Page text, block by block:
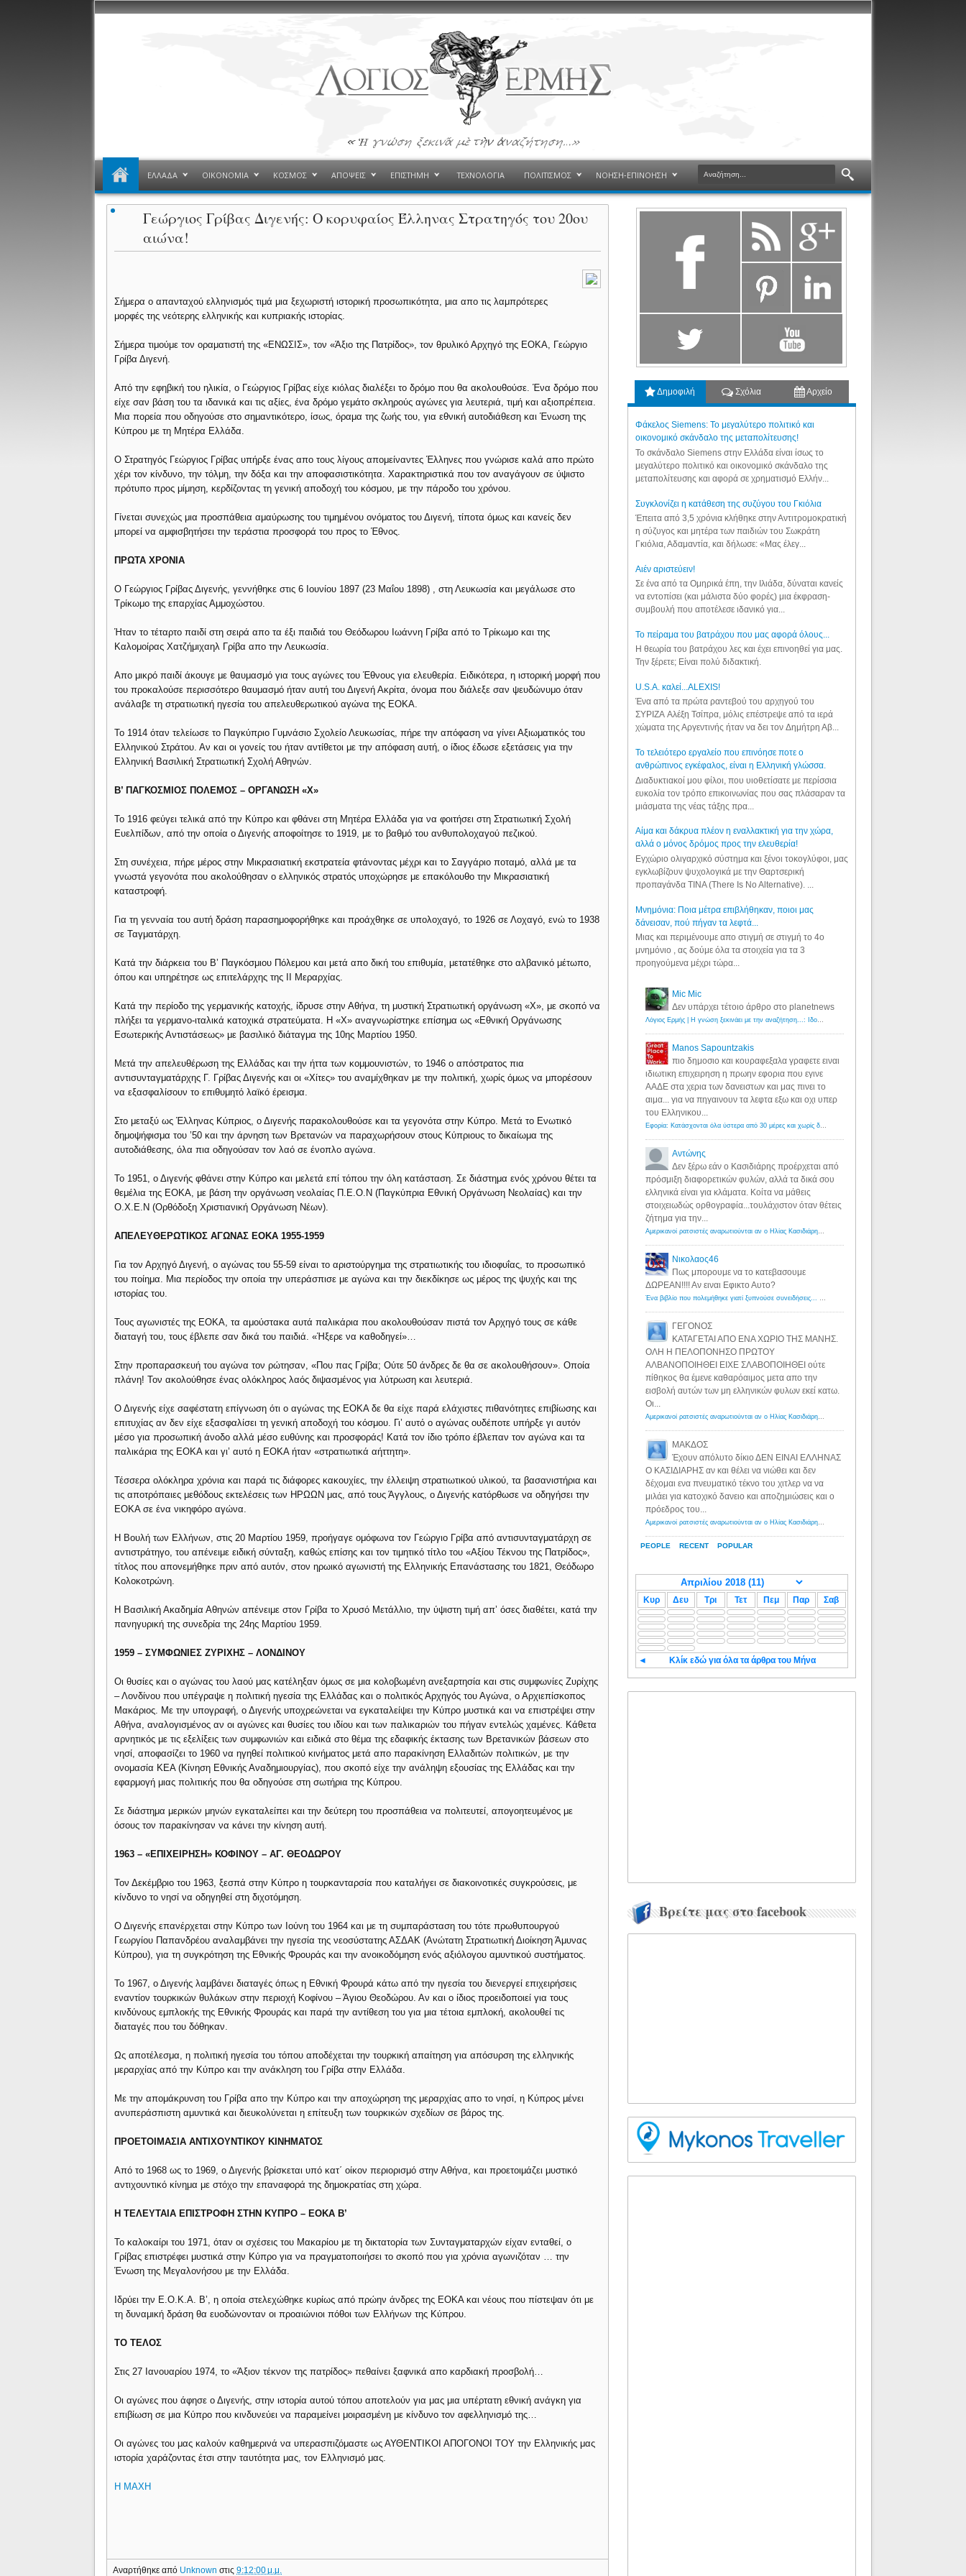
ΕΛΛΑΔΑ ΟΙΚΟΝΟΜΙΑ ΚΟΣΜΟΣ ΑΠΟΨΕΙΣ ΕΠΙΣΤΗΜΗ ΤΕΧΝΟΛΟΓΙΑ ΠΟΛΙΤΙΣΜΟΣ ΝΟΗΣΗ-ΕΠΙΝΟΗΣΗ
Γεώργιος Γρίβας Διγενής: Ο κορυφαίος Έλληνας Στρατηγός του 20ου
αιώνα!
Σήμερα ο απανταχού ελληνισμός τιμά μια ξεχωριστή ιστορική προσωπικότητα, μια απο τις λαμπρότερες
μορφές της νεότερης ελληνικής και κυπριακής ιστορίας.
Σήμερα τιμούμε τον οραματιστή της «ΕΝΩΣΙΣ», τον «Άξιο της Πατρίδος», τον θρυλικό Αρχηγό της ΕΟΚΑ, Γεώργιο
Γρίβα Διγενή.
Από την εφηβική του ηλικία, ο Γεώργιος Γρίβας είχε κιόλας διαλέξει το δρόμο που θα ακολουθούσε. Ένα δρόμο που
είχε σαν βάση του τα ιδανικά και τις αξίες, ένα δρόμο γεμάτο σκληρούς αγώνες για λευτεριά, τιμή και αξιοπρέπεια.
Μια πορεία που οδηγούσε στο σημαντικότερο, ίσως, όραμα της ζωής του, για εθνική αυτοδιάθεση και Ένωση της
Κύπρου με τη Μητέρα Ελλάδα.
Ο Στρατηγός Γεώργιος Γρίβας υπήρξε ένας απο τους λίγους απομείναντες Έλληνες που γνώρισε καλά απο πρώτο
χέρι τον κίνδυνο, την τόλμη, την δόξα και την αποφασιστικότητα. Χαρακτηριστικά που τον αναγάγουν σε ύψιστο
πρότυπο προς μίμηση, κερδίζοντας τη γενική αποδοχή του κόσμου, με την πάροδο του χρόνου.
Γίνεται συνεχώς μια προσπάθεια αμαύρωσης του τιμημένου ονόματος του Διγενή, τίποτα όμως και κανείς δεν
μπορεί να αμφισβητήσει την τεράστια προσφορά του προς το Έθνος.
ΠΡΩΤΑ ΧΡΟΝΙΑ
Ο Γεώργιος Γρίβας Διγενής, γεννήθηκε στις 6 Ιουνίου 1897 (23 Μαΐου 1898) , στη Λευκωσία και μεγάλωσε στο
Τρίκωμο της επαρχίας Αμμοχώστου.
Ήταν το τέταρτο παιδί στη σειρά απο τα έξι παιδιά του Θεόδωρου Ιωάννη Γρίβα από το Τρίκωμο και της
Καλομοίρας Χατζήμιχαηλ Γρίβα απο την Λευκωσία.
Απο μικρό παιδί άκουγε με θαυμασμό για τους αγώνες του Έθνους για ελευθερία. Ειδικότερα, η ιστορική μορφή που
του προκαλούσε περισσότερο θαυμασμό ήταν αυτή του Διγενή Ακρίτα, όνομα που διάλεξε σαν ψευδώνυμο όταν
ανάλαβε τη στρατιωτική ηγεσία του απελευθερωτικού αγώνα της ΕΟΚΑ.
Το 1914 όταν τελείωσε το Παγκύπριο Γυμνάσιο Σχολείο Λευκωσίας, πήρε την απόφαση να γίνει Αξιωματικός του
Ελληνικού Στράτου. Αν και οι γονείς του ήταν αντίθετοι με την απόφαση αυτή, ο ίδιος έδωσε εξετάσεις για την
Ελληνική Βασιλική Στρατιωτική Σχολή Αθηνών.
Β’ ΠΑΓΚΟΣΜΙΟΣ ΠΟΛΕΜΟΣ – ΟΡΓΑΝΩΣΗ «Χ»
Το 1916 φεύγει τελικά από την Κύπρο και φθάνει στη Μητέρα Ελλάδα για να φοιτήσει στη Στρατιωτική Σχολή
Ευελπίδων, από την οποία ο Διγενής αποφοίτησε το 1919, με το βαθμό του ανθυπολοχαγού πεζικού.
Στη συνέχεια, πήρε μέρος στην Μικρασιατική εκστρατεία φτάνοντας μέχρι και το Σαγγάριο ποταμό, αλλά με τα
γνωστά γεγονότα που ακολούθησαν ο ελληνικός στρατός υποχώρησε με επακόλουθο την Μικρασιατική
καταστροφή.
Για τη γενναία του αυτή δράση παρασημοφορήθηκε και προάχθηκε σε υπολοχαγό, το 1926 σε Λοχαγό, ενώ το 1938
σε Ταγματάρχη.
Κατά την διάρκεια του Β’ Παγκόσμιου Πόλεμου και μετά απο δική του επιθυμία, μετατέθηκε στο αλβανικό μέτωπο,
όπου και υπηρέτησε ως επιτελάρχης της ΙΙ Μεραρχίας.
Κατά την περίοδο της γερμανικής κατοχής, ίδρυσε στην Αθήνα, τη μυστική Στρατιωτική οργάνωση «Χ», με σκοπό να
πλήξει τα γερμανο-ιταλικά κατοχικά στρατεύματα. Η «Χ» αναγνωρίστηκε επίσημα ως «Εθνική Οργάνωσης
Εσωτερικής Αντιστάσεως» με βασιλικό διάταγμα της 10ης Μαρτίου 1950.
Μετά την απελευθέρωση της Ελλάδας και την ήττα των κομμουνιστών, το 1946 ο απόστρατος πια
αντισυνταγματάρχης Γ. Γρίβας Διγενής και οι «Χίτες» του αναμίχθηκαν με την πολιτική, χωρίς όμως να μπορέσουν
να εξασφαλίσουν το επιθυμητό λαϊκό έρεισμα.
Στο μεταξύ ως Έλληνας Κύπριος, ο Διγενής παρακολουθούσε και τα γεγονότα στην Κύπρο. Μετά το Ενωτικό
δημοψήφισμα του ’50 και την άρνηση των Βρετανών να παραχωρήσουν στους Κύπριους το δικαίωμα της
αυτοδιάθεσης, όλα πια οδηγούσαν τον λαό σε ένοπλο αγώνα.
Το 1951, ο Διγενής φθάνει στην Κύπρο και μελετά επί τόπου την όλη κατάσταση. Σε διάστημα ενός χρόνου θέτει τα
θεμέλια της ΕΟΚΑ, με βάση την οργάνωση νεολαίας Π.Ε.Ο.Ν (Παγκύπρια Εθνική Οργάνωση Νεολαίας) και την
Ο.Χ.Ε.Ν (Ορθόδοξη Χριστιανική Οργάνωση Νέων).
ΑΠΕΛΕΥΘΕΡΩΤΙΚΟΣ ΑΓΩΝΑΣ ΕΟΚΑ 1955-1959
Για τον Αρχηγό Διγενή, ο αγώνας του 55-59 είναι το αριστούργημα της στρατιωτικής του ιδιοφυΐας, το προσωπικό
του ποίημα. Μια περίοδος την οποία την υπεράσπισε με αγώνα και την διεκδίκησε ως μέρος της ψυχής και της
ιστορίας του.
Τους αγωνιστές της ΕΟΚΑ, τα αμούστακα αυτά παλικάρια που ακολουθούσαν πιστά τον Αρχηγό τους σε κάθε
διαταγή του, τους έβλεπε σαν δικά του παιδιά. «Ήξερε να καθοδηγεί»…
Στην προπαρασκευή του αγώνα τον ρώτησαν, «Που πας Γρίβα; Ούτε 50 άνδρες δε θα σε ακολουθήσουν». Οποία
πλάνη! Τον ακολούθησε ένας ολόκληρος λαός διψασμένος για λύτρωση και λευτεριά.
Ο Διγενής είχε σαφέστατη επίγνωση ότι ο αγώνας της ΕΟΚΑ δε θα είχε παρά ελάχιστες πιθανότητες επιβίωσης και
επιτυχίας αν δεν είχε εξασφαλίσει τη γενική αποδοχή του κόσμου. Γι’ αυτό ο αγώνας ουδέποτε υπήρξε γι αυτόν
μέσο για προσωπική άνοδο αλλά μέσο ευθύνης και προσφοράς! Κατά τον ίδιο τρόπο έβλεπαν τον αγώνα και τα
παλικάρια της ΕΟΚΑ και γι’ αυτό η ΕΟΚΑ ήταν «στρατιωτικά αήττητη».
Τέσσερα ολόκληρα χρόνια και παρά τις διάφορες κακουχίες, την έλλειψη στρατιωτικού υλικού, τα βασανιστήρια και
τις αποτρόπαιες μεθόδους εκτελέσεις των ΗΡΩΩΝ μας, από τους Άγγλους, ο Διγενής κατόρθωσε να οδηγήσει την
ΕΟΚΑ σε ένα νικηφόρο αγώνα.
Η Βουλή των Ελλήνων, στις 20 Μαρτίου 1959, προήγαγε ομόφωνα τον Γεώργιο Γρίβα από αντισυνταγματάρχη σε
αντιστράτηγο, του απένειμε ειδική σύνταξη, καθώς επίσης και τον τιμητικό τίτλο του «Αξίου Τέκνου της Πατρίδος»,
τίτλος που απονεμήθηκε πριν από αυτόν, στον ηρωικό αγωνιστή της Ελληνικής Επανάστασης του 1821, Θεόδωρο
Κολοκοτρώνη.
Η Βασιλική Ακαδημία Αθηνών απένειμε στον Γρίβα το Χρυσό Μετάλλιο, την ύψιστη τιμή απ’ όσες διαθέτει, κατά την
πανηγυρική της συνεδρία της 24ης Μαρτίου 1959.
1959 – ΣΥΜΦΩΝΙΕΣ ΖΥΡΙΧΗΣ – ΛΟΝΔΙΝΟΥ
Οι θυσίες και ο αγώνας του λαού μας κατέληξαν όμως σε μια κολοβωμένη ανεξαρτησία και στις συμφωνίες Ζυρίχης
– Λονδίνου που υπέγραψε η πολιτική ηγεσία της Ελλάδας και ο πολιτικός Αρχηγός του Αγώνα, ο Αρχιεπίσκοπος
Μακάριος. Με την υπογραφή, ο Διγενής υποχρεώνεται να εγκαταλείψει την Κύπρο μυστικά και να επιστρέψει στην
Αθήνα, αναλογισμένος αν οι αγώνες και θυσίες του ιδίου και των παλικαριών του πήγαν εντελώς χαμένες. Κάθετα
αρνητικός με τις εξελίξεις των συμφωνιών και ειδικά στο θέμα της εδαφικής έκτασης των Βρετανικών βάσεων στο
νησί, αποφασίζει το 1960 να ηγηθεί πολιτικού κινήματος μετά απο παρακίνηση Ελλαδιτών πολιτικών, με την
ονομασία ΚΕΑ (Κίνηση Εθνικής Αναδημιουργίας), που σκοπό είχε την ανάληψη εξουσίας της Ελλάδας και την
εφαρμογή μιας πολιτικής που θα οδηγούσε στη σωτήρια της Κύπρου.
Σε διάστημα μερικών μηνών εγκαταλείπει και την δεύτερη του προσπάθεια να πολιτευτεί, απογοητευμένος με
όσους τον παρακίνησαν να κάνει την κίνηση αυτή.
1963 – «ΕΠΙΧΕΙΡΗΣΗ» ΚΟΦΙΝΟΥ – ΑΓ. ΘΕΟΔΩΡΟΥ
Τον Δεκέμβριο του 1963, ξεσπά στην Κύπρο η τουρκανταρσία που καταλήγει σε διακοινοτικές συγκρούσεις, με
κίνδυνο το νησί να οδηγηθεί στη διχοτόμηση.
Ο Διγενής επανέρχεται στην Κύπρο των Ιούνη του 1964 και με τη συμπαράσταση του τότε πρωθυπουργού
Γεωργίου Παπανδρέου αναλαμβάνει την ηγεσία της νεοσύστατης ΑΣΔΑΚ (Ανώτατη Στρατιωτική Διοίκηση Άμυνας
Κύπρου), για τη συγκρότηση της Εθνικής Φρουράς και την ανοικοδόμηση ενός αξιόλογου αμυντικού συστήματος.
Το 1967, ο Διγενής λαμβάνει διαταγές όπως η Εθνική Φρουρά κάτω από την ηγεσία του διενεργεί επιχειρήσεις
εναντίον τουρκικών θυλάκων στην περιοχή Κοφίνου – Άγιου Θεοδώρου. Αν και ο ίδιος προειδοποιεί για τους
κινδύνους εμπλοκής της Εθνικής Φρουράς και παρά την αντίθεση του για μια τέτοια εμπλοκή, ακολουθεί τις
διαταγές που του δόθηκαν.
Ως αποτέλεσμα, η πολιτική ηγεσία του τόπου αποδέχεται την τουρκική απαίτηση για απόσυρση της ελληνικής
μεραρχίας από την Κύπρο και την ανάκληση του Γρίβα στην Ελλάδα.
Με την απομάκρυνση του Γρίβα απο την Κύπρο και την αποχώρηση της μεραρχίας απο το νησί, η Κύπρος μένει
ανυπεράσπιστη αμυντικά και διευκολύνεται η επίτευξη των τουρκικών σχεδίων σε βάρος της.
ΠΡΟΕΤΟΙΜΑΣΙΑ ΑΝΤΙΧΟΥΝΤΙΚΟΥ ΚΙΝΗΜΑΤΟΣ
Από το 1968 ως το 1969, ο Διγενής βρίσκεται υπό κατ΄ οίκον περιορισμό στην Αθήνα, και προετοιμάζει μυστικό
αντιχουντικό κίνημα με στόχο την επαναφορά της δημοκρατίας στη χώρα.
Η ΤΕΛΕΥΤΑΙΑ ΕΠΙΣΤΡΟΦΗ ΣΤΗΝ ΚΥΠΡΟ – ΕΟΚΑ Β’
Το καλοκαίρι του 1971, όταν οι σχέσεις του Μακαρίου με τη δικτατορία των Συνταγματαρχών είχαν ενταθεί, ο
Γρίβας επιστρέφει μυστικά στην Κύπρο για να πραγματοποιήσει το σκοπό που για χρόνια αγωνιζόταν … την
Ένωση της Μεγαλονήσου με την Ελλάδα.
Ιδρύει την Ε.Ο.Κ.Α. Β’, η οποία στελεχώθηκε κυρίως από πρώην άνδρες της ΕΟΚΑ και νέους που πίστεψαν ότι με
τη δυναμική δράση θα ευοδώνονταν οι προαιώνιοι πόθοι των Ελλήνων της Κύπρου.
ΤΟ ΤΕΛΟΣ
Στις 27 Ιανουαρίου 1974, το «Άξιον τέκνον της πατρίδος» πεθαίνει ξαφνικά απο καρδιακή προσβολή…
Οι αγώνες που άφησε ο Διγενής, στην ιστορία αυτού τόπου αποτελούν για μας μια υπέρτατη εθνική ανάγκη για
επιβίωση σε μια Κύπρο που κινδυνεύει να παραμείνει μοιρασμένη με κίνδυνο τον αφελληνισμό της…
Οι αγώνες του μας καλούν καθημερινά να υπερασπιζόμαστε ως ΑΥΘΕΝΤΙΚΟΙ ΑΠΟΓΟΝΟΙ ΤΟΥ την Ελληνικής μας
ιστορία χαράζοντας έτσι στην ταυτότητα μας, τον Ελληνισμό μας.
H MAXH
Αναρτήθηκε από Unknownστις9:12:00 μ.μ.
Δημοφιλή Σχόλια Αρχείο
Φάκελος Siemens: Το μεγαλύτερο πολιτικό και
οικονομικό σκάνδαλο της μεταπολίτευσης!
Το σκάνδαλο Siemens στην Ελλάδα είναι ίσως το
μεγαλύτερο πολιτικό και οικονομικό σκάνδαλο της
μεταπολίτευσης και αφορά σε χρηματισμό Ελλήν...
Συγκλονίζει η κατάθεση της συζύγου του Γκιόλια
Έπειτα από 3,5 χρόνια κλήθηκε στην Αντιτρομοκρατική
η σύζυγος και μητέρα των παιδιών του Σωκράτη
Γκιόλια, Αδαμαντία, και δήλωσε: «Μας έλεγ...
Aιέν αριστεύειν!
Σε ένα από τα Ομηρικά έπη, την Ιλιάδα, δύναται κανείς
να εντοπίσει (και μάλιστα δύο φορές) μια έκφραση-
συμβουλή που αποτέλεσε ιδανικό για...
Το πείραμα του βατράχου που μας αφορά όλους...
Η θεωρία του βατράχου λες και έχει επινοηθεί για μας.
Την ξέρετε; Είναι πολύ διδακτική.
U.S.A. καλεί...ALEXIS!
Ένα από τα πρώτα ραντεβού του αρχηγού του
ΣΥΡΙΖΑ Αλέξη Τσίπρα, μόλις επέστρεψε από τα ιερά
χώματα της Αργεντινής ήταν να δει τον Δημήτρη Αβ...
Το τελειότερο εργαλείο που επινόησε ποτε ο
ανθρώπινος εγκέφαλος, είναι η Ελληνική γλώσσα.
Διαδυκτιακοί μου φίλοι, που υιοθετίσατε με περίσσια
ευκολία τον τρόπο επικοινωνίας που σας πλάσαραν τα
μιάσματα της νέας τάξης πρα...
Αίμα και δάκρυα πλέον η εναλλακτική για την χώρα,
αλλά ο μόνος δρόμος προς την ελευθερία!
Εγχώριο ολιγαρχικό σύστημα και ξένοι τοκογλύφοι, μας
εγκλωβίζουν ψυχολογικά με την Θαρτσερική
προπαγάνδα TINA (There Is No Alternative). ...
Μνημόνια: Ποια μέτρα επιβλήθηκαν, ποιοι μας
δάνεισαν, πού πήγαν τα λεφτά...
Μιας και περιμένουμε απο στιγμή σε στιγμή το 4ο
μνημόνιο , ας δούμε όλα τα στοιχεία για τα 3
προηγούμενα μέχρι τώρα...
PEOPLE RECENT POPULAR
Mic Mic
Δεν υπάρχει τέτοιο άρθρο στο planetnews
Λόγιος Ερμής | Η γνώση ξεκινάει με την αναζήτηση...: Ιδού οι 18 που χρωστούν 11 δις ευρώ!
Manos Sapountzakis
πιο δημοσιο και κουραφεξαλα γραφετε ειναι
ιδιωτικη επιχειρηση η πρωην εφορια που εγινε
ΑΑΔΕ στα χερια των δανειστων και μας πινει το
αιμα... για να πηγαινουν τα λεφτα εξω και οχι υπερ
του Ελληνικου...
Εφορία: Κατάσχονται όλα ύστερα από 30 μέρες και χωρίς δικαστικές αποφάσεις - Λόγιος Ερμής
Αντώνης
Δεν ξέρω εάν ο Κασιδιάρης προέρχεται από
πρόσμιξη διαφορετικών φυλών, αλλά τα δικά σου
ελληνικά είναι για κλάματα. Κοίτα να μάθεις
στοιχειωδώς ορθογραφία...τουλάχιστον όταν θέτεις
ζήτημα για την...
Αμερικανοί ρατσιστές αναρωτιούνται αν ο Ηλίας Κασιδιάρης ανήκει στη λευκή φυλή... - Λόγιος Ερμής
Νικολαος46
Πως μπορουμε να το κατεβασουμε
ΔΩΡΕΑΝ!!!! Αν ειναι Εφικτο Αυτο?
Ένα βιβλίο που πολεμήθηκε γιατί ξυπνούσε συνειδήσεις... - Λόγιος Ερμής | Η γνώση ξεκινάει με την αναζήτηση...
ΓΕΓΟΝΟΣ
ΚΑΤΑΓΕΤΑΙ ΑΠΟ ΕΝΑ ΧΩΡΙΟ ΤΗΣ ΜΑΝΗΣ.
ΟΛΗ Η ΠΕΛΟΠΟΝΗΣΟ ΠΡΩΤΟΥ
ΑΛΒΑΝΟΠΟΙΗΘΕΙ ΕΙΧΕ ΣΛΑΒΟΠΟΙΗΘΕΙ ούτε
πίθηκος θα έμενε καθαρόαιμος μετα απο την
εισβολή αυτών των μη ελληνικών φυλων εκεί κατω.
Οι...
Αμερικανοί ρατσιστές αναρωτιούνται αν ο Ηλίας Κασιδιάρης ανήκει στη λευκή φυλή... - Λόγιος Ερμής
ΜΑΚΔΟΣ
Έχουν απόλυτο δίκιο ΔΕΝ ΕΙΝΑΙ ΕΛΛΗΝΑΣ
Ο ΚΑΣΙΔΙΑΡΗΣ αν και θέλει να νιώθει και δεν
δέχομαι ενα πνευματικό τέκνο του χιτλερ να να
μιλάει για κατοχικό δανειο και αποζημιώσεις και ο
πρόεδρος του...
Αμερικανοί ρατσιστές αναρωτιούνται αν ο Ηλίας Κασιδιάρης ανήκει στη λευκή φυλή... - Λόγιος Ερμής
Κυρ Δευ Τρι Τετ Πεμ Παρ Σαβ
◄ Κλίκ εδώ για όλα τα άρθρα του Μήνα
Βρείτε μας στο facebook